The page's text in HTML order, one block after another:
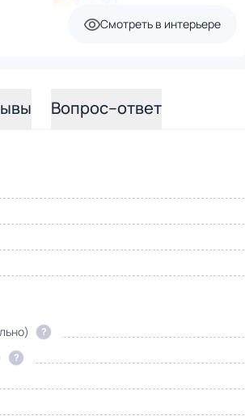
Смотреть в интерьере
Вопрос–ответ
?
?